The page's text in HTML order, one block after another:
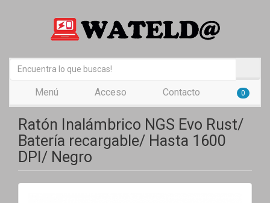
Menú Acceso Contacto 0
Ratón Inalámbrico NGS Evo Rust/
Batería recargable/ Hasta 1600
DPI/ Negro